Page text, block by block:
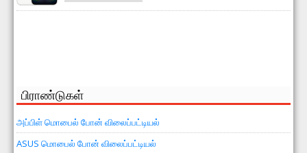
பிராண்டுகள்
அப்பிள் மொபைல் போன் விலைப்பட்டியல்
ASUS மொபைல் போன் விலைப்பட்டியல்